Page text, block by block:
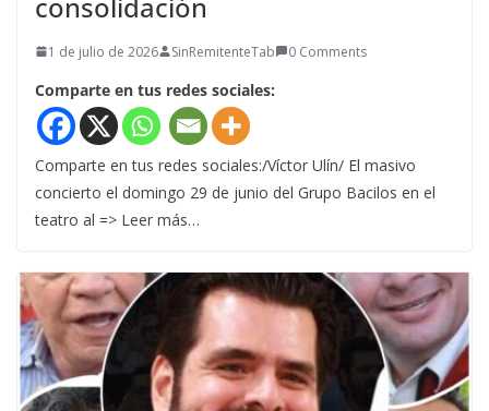
1 de julio de 2026 SinRemitenteTab 0 Comments
Comparte en tus redes sociales:
Comparte en tus redes sociales:/Víctor Ulín/ El masivo
concierto el domingo 29 de junio del Grupo Bacilos en el
teatro al => Leer más…